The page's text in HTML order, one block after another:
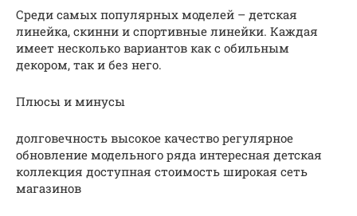
Среди самых популярных моделей – детская
линейка, скинни и спортивные линейки. Каждая
имеет несколько вариантов как с обильным
декором, так и без него.
Плюсы и минусы
долговечность высокое качество регулярное
обновление модельного ряда интересная детская
коллекция доступная стоимость широкая сеть
магазинов